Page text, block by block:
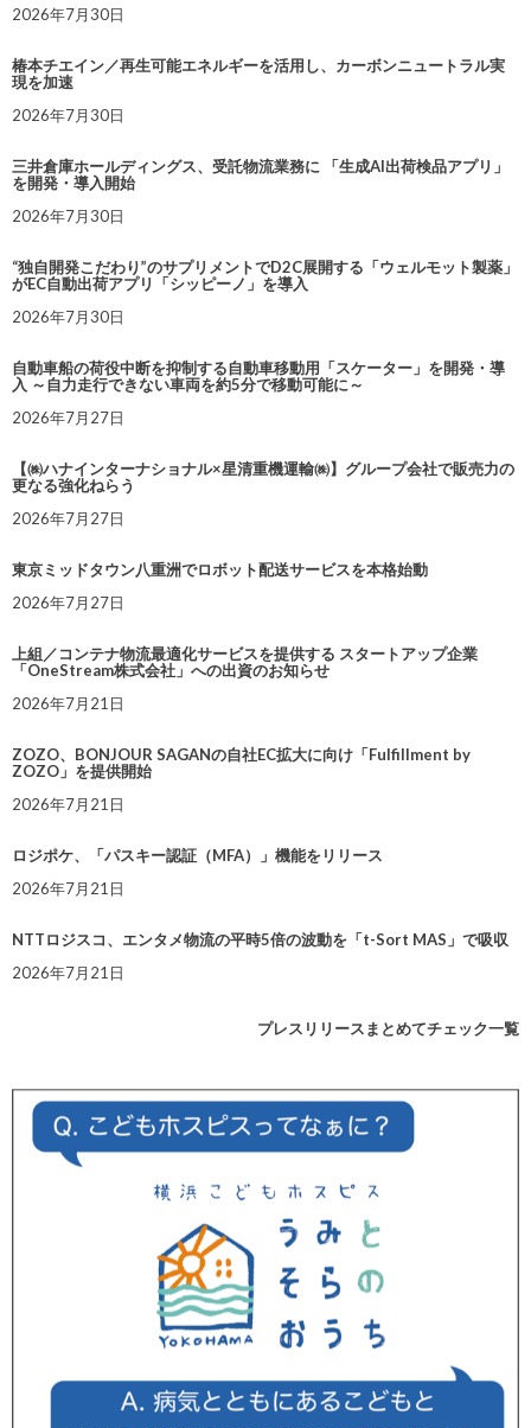
2026年7月30日
椿本チエイン／再生可能エネルギーを活用し、カーボンニュートラル実
現を加速
2026年7月30日
三井倉庫ホールディングス、受託物流業務に 「生成AI出荷検品アプリ」
を開発・導入開始
2026年7月30日
“独自開発こだわり”のサプリメントでD2C展開する「ウェルモット製薬」
がEC自動出荷アプリ「シッピーノ」を導入
2026年7月30日
自動車船の荷役中断を抑制する自動車移動用「スケーター」を開発・導
入 ～自力走行できない車両を約5分で移動可能に～
2026年7月27日
【㈱ハナインターナショナル×星清重機運輸㈱】グループ会社で販売力の
更なる強化ねらう
2026年7月27日
東京ミッドタウン八重洲でロボット配送サービスを本格始動
2026年7月27日
上組／コンテナ物流最適化サービスを提供する スタートアップ企業
「OneStream株式会社」への出資のお知らせ
2026年7月21日
ZOZO、BONJOUR SAGANの自社EC拡大に向け「Fulfillment by
ZOZO」を提供開始
2026年7月21日
ロジポケ、「パスキー認証（MFA）」機能をリリース
2026年7月21日
NTTロジスコ、エンタメ物流の平時5倍の波動を「t-Sort MAS」で吸収
2026年7月21日
プレスリリースまとめてチェック一覧